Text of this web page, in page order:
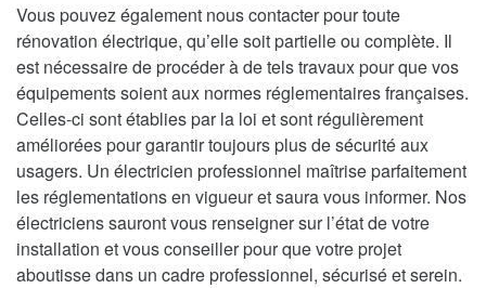
Vous pouvez également nous contacter pour toute
rénovation électrique, qu’elle soit partielle ou complète. Il
est nécessaire de procéder à de tels travaux pour que vos
équipements soient aux normes réglementaires françaises.
Celles-ci sont établies par la loi et sont régulièrement
améliorées pour garantir toujours plus de sécurité aux
usagers. Un électricien professionnel maîtrise parfaitement
les réglementations en vigueur et saura vous informer. Nos
électriciens sauront vous renseigner sur l’état de votre
installation et vous conseiller pour que votre projet
aboutisse dans un cadre professionnel, sécurisé et serein.